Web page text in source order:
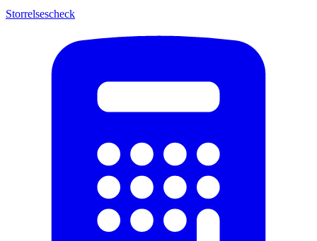
Storrelsescheck